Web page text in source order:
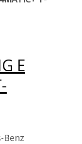
E
Benz